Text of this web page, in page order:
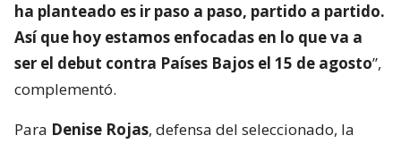
ha planteado es ir paso a paso, partido a partido.
Así que hoy estamos enfocadas en lo que va a
ser el debut contra Países Bajos el 15 de agosto”,
complementó.
Para Denise Rojas, defensa del seleccionado, la